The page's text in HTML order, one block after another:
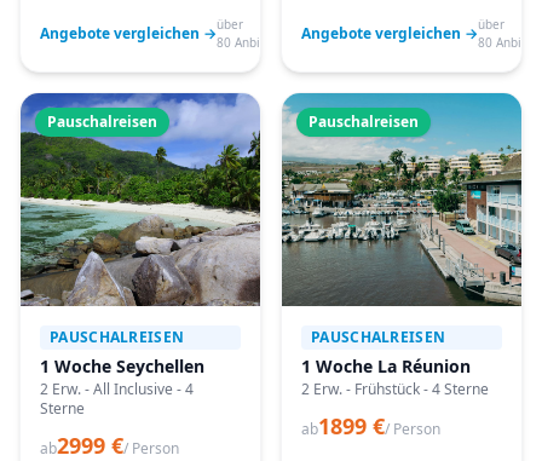
Angebote vergleichen →über
80 Anbieter
Angebote vergleichen →über
80
Pauschalreisen
PAUSCHALREISEN
1 Woche Seychellen
2 Erw. - All Inclusive - 4
Sterne
ab2999 €/ Person
Pauschalreisen
PAUSCHALREISEN
1 Woche La Réunion
2 Erw. - Frühstück - 4 Sterne
ab1899 €/ Person